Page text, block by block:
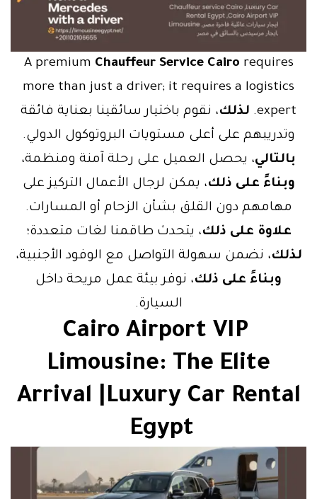
A premium Chauffeur Service Cairo requires
more than just a driver; it requires a logistics
expert. لذلك، نقوم باختيار سائقينا بعناية فائقة
وتدريبهم على أعلى مستويات البروتوكول الدولي.
بالتالي، يحصل العميل على رحلة آمنة ومنظمة،
وبناءً على ذلك، يمكن لرجال الأعمال التركيز على
مهامهم دون القلق بشأن الزحام أو المسارات.
علاوة على ذلك، يتحدث طاقمنا لغات متعددة؛
لذلك، نضمن سهولة التواصل مع الوفود الأجنبية،
وبناءً على ذلك، نوفر بيئة عمل مريحة داخل
السيارة.
Cairo Airport VIP
Limousine: The Elite
Arrival |Luxury Car Rental
Egypt